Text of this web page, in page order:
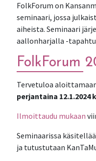
FolkForum on
seminaari, jossa
aiheista. Seminaari
aallonharjalla -
FolkForum
Tervetuloa
perjantaina 12.1.2024
Ilmoittaudu mukaan
Seminaarissa
ja tutustutaan